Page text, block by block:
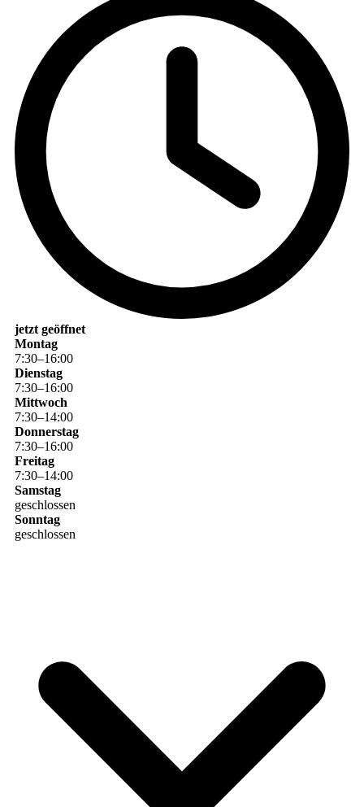
jetzt geöffnet
Montag
7:30–16:00
Dienstag
7:30–16:00
Mittwoch
7:30–14:00
Donnerstag
7:30–16:00
Freitag
7:30–14:00
Samstag
geschlossen
Sonntag
geschlossen